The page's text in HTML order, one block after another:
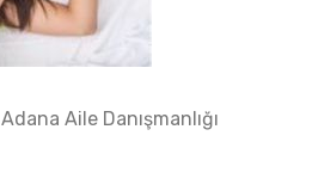
Adana Aile Danışmanlığı